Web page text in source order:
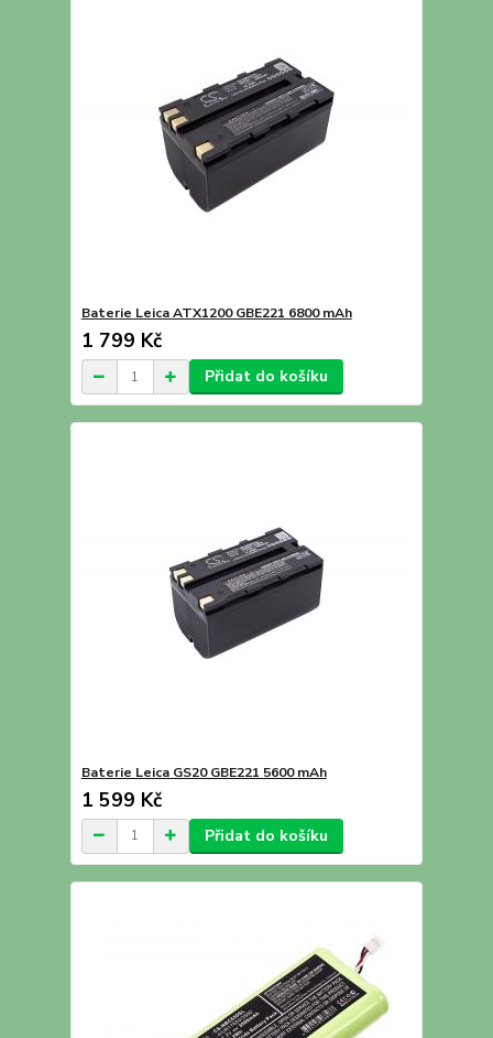
Baterie Leica ATX1200 GBE221 6800 mAh
1 799 Kč
Přidat do košíku
Baterie Leica GS20 GBE221 5600 mAh
1 599 Kč
Přidat do košíku